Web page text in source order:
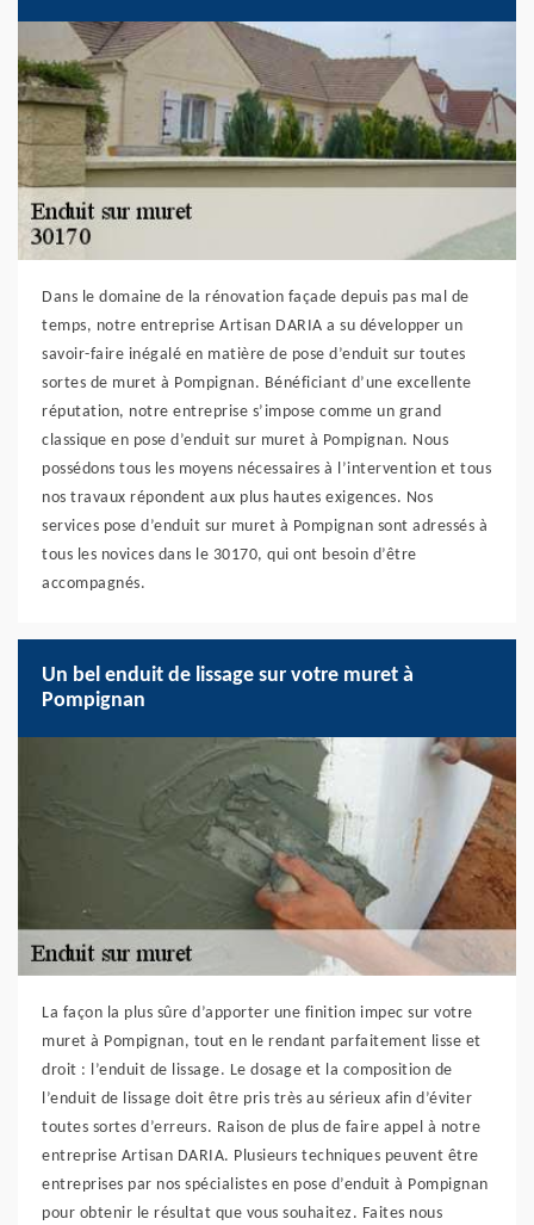
Dans le domaine de la rénovation façade depuis pas mal de
temps, notre entreprise Artisan DARIA a su développer un
savoir-faire inégalé en matière de pose d’enduit sur toutes
sortes de muret à Pompignan. Bénéficiant d’une excellente
réputation, notre entreprise s’impose comme un grand
classique en pose d’enduit sur muret à Pompignan. Nous
possédons tous les moyens nécessaires à l’intervention et tous
nos travaux répondent aux plus hautes exigences. Nos
services pose d’enduit sur muret à Pompignan sont adressés à
tous les novices dans le 30170, qui ont besoin d’être
accompagnés.
Un bel enduit de lissage sur votre muret à
Pompignan
La façon la plus sûre d’apporter une finition impec sur votre
muret à Pompignan, tout en le rendant parfaitement lisse et
droit : l’enduit de lissage. Le dosage et la composition de
l’enduit de lissage doit être pris très au sérieux afin d’éviter
toutes sortes d’erreurs. Raison de plus de faire appel à notre
entreprise Artisan DARIA. Plusieurs techniques peuvent être
entreprises par nos spécialistes en pose d’enduit à Pompignan
pour obtenir le résultat que vous souhaitez. Faites nous